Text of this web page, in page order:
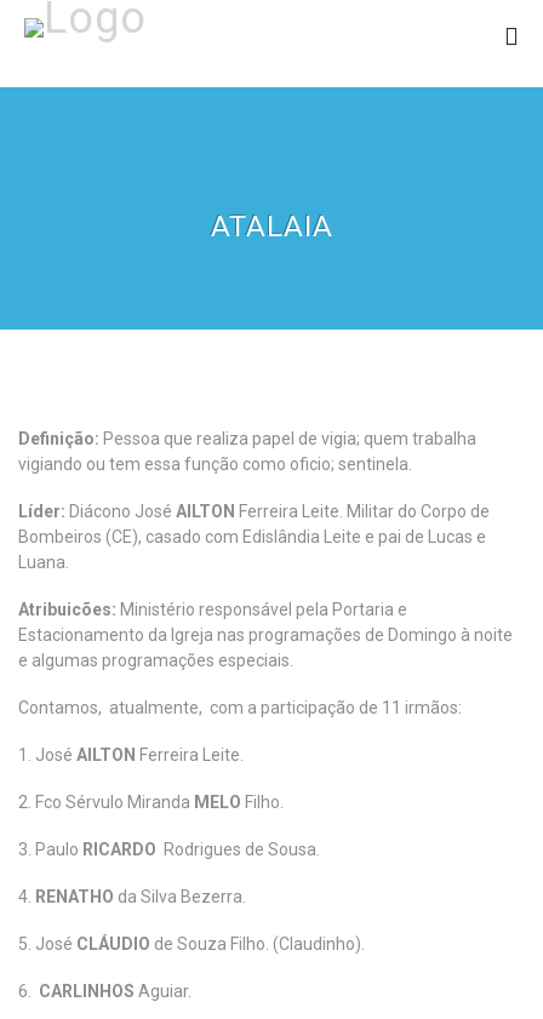
ATALAIA
Definição: Pessoa que realiza papel de vigia; quem trabalha
vigiando ou tem essa função como oficio; sentinela.
Líder: Diácono José AILTON Ferreira Leite. Militar do Corpo de
Bombeiros (CE), casado com Edislândia Leite e pai de Lucas e
Luana.
Atribuicões: Ministério responsável pela Portaria e
Estacionamento da Igreja nas programações de Domingo à noite
e algumas programações especiais.
Contamos, atualmente, com a participação de 11 irmãos:
1. José AILTON Ferreira Leite.
2. Fco Sérvulo Miranda MELO Filho.
3. Paulo RICARDO Rodrigues de Sousa.
4. RENATHO da Silva Bezerra.
5. José CLÁUDIO de Souza Filho. (Claudinho).
6. CARLINHOS Aguiar.